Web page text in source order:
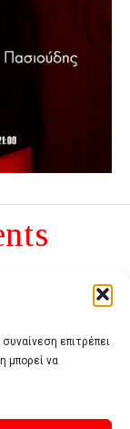
επιτρέπει
μπορεί να
το αντίθετο της